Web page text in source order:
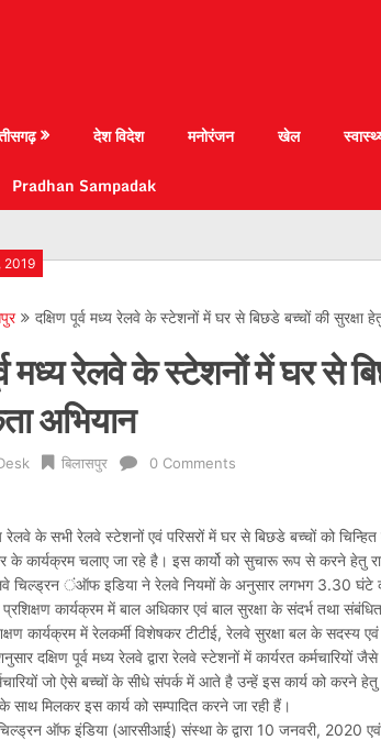
देश विदेश मनोरंजन खेल
Pradhan Sampadak
2019
दक्षिण पूर्व मध्य रेलवे के स्टेशनों में घर से बिछडे बच्चों की सुरक्षा
मध्य रेलवे के स्टेशनों में घर से
अभियान
बिलासपुर 0 Comments
रेलवे के सभी रेलवे स्टेशनों एवं परिसरों में घर से बिछडे बच्चों को
के कार्यक्रम चलाए जा रहे है। इस कार्यो को सुचारू रूप से करने हेतु
चिल्ड्रन ंऑफ इडिया ने रेलवे नियमों के अनुसार लगभग 3.30 घंटे का
कार्यक्रम में बाल अधिकार एवं बाल सुरक्षा के संदर्भ तथा संबंधित
कार्यक्रम में रेलकर्मी विशेषकर टीटीई, रेलवे सुरक्षा बल के सदस्य
दक्षिण पूर्व मध्य रेलवे द्वारा रेलवे स्टेशनों में कार्यरत
जो ऐसे बच्चों के सीधे संपर्क में आते है उन्हें इस कार्य को करने
मिलकर इस कार्य को सम्पादित करने जा रही हैं।
ऑफ इंडिया (आरसीआई) संस्था के द्वारा 10 जनवरी, 2020